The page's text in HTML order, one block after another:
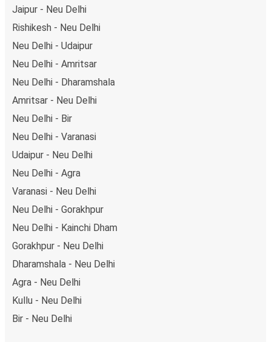
Jaipur - Neu Delhi
Rishikesh - Neu Delhi
Neu Delhi - Udaipur
Neu Delhi - Amritsar
Neu Delhi - Dharamshala
Amritsar - Neu Delhi
Neu Delhi - Bir
Neu Delhi - Varanasi
Udaipur - Neu Delhi
Neu Delhi - Agra
Varanasi - Neu Delhi
Neu Delhi - Gorakhpur
Neu Delhi - Kainchi Dham
Gorakhpur - Neu Delhi
Dharamshala - Neu Delhi
Agra - Neu Delhi
Kullu - Neu Delhi
Bir - Neu Delhi